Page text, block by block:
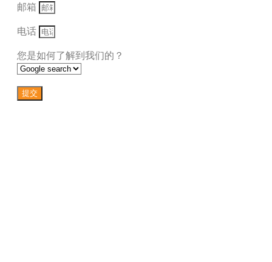
邮箱
电话
您是如何了解到我们的？
提交